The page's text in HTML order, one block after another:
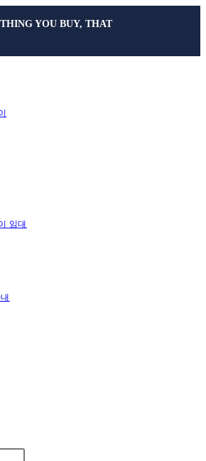
YOU BUY, THAT
임대